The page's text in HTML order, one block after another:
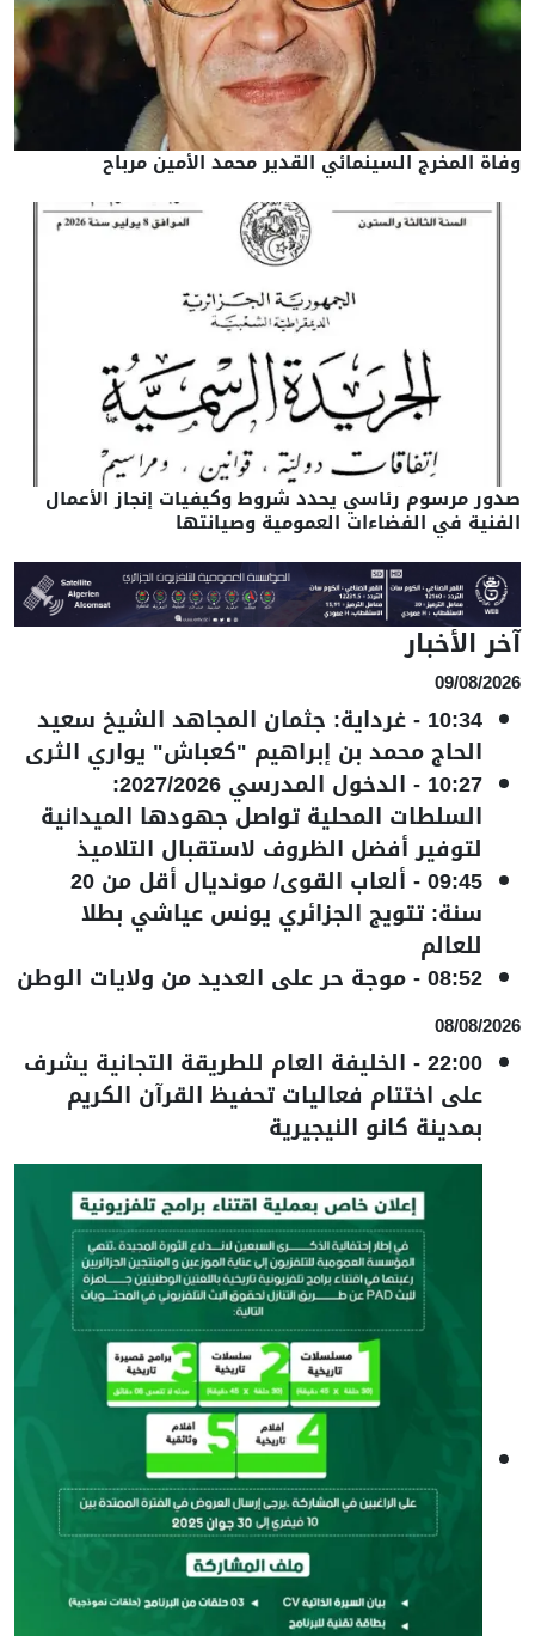
وفاة المخرج السينمائي القدير محمد الأمين مرباح
صدور مرسوم رئاسي يحدد شروط وكيفيات إنجاز الأعمال
الفنية في الفضاءات العمومية وصيانتها
آخر الأخبار
09/08/2026
10:34
-غرداية: جثمان المجاهد الشيخ سعيد
الحاج محمد بن إبراهيم "كعباش" يواري الثرى
10:27
- الدخول المدرسي 2027/2026:
السلطات المحلية تواصل جهودها الميدانية
لتوفير أفضل الظروف لاستقبال التلاميذ
09:45
- ألعاب القوى/ مونديال أقل من 20
سنة: تتويج الجزائري يونس عياشي بطلا
للعالم
08:52
-موجة حر على العديد من ولايات الوطن
08/08/2026
22:00
- الخليفة العام للطريقة التجانية يشرف
على اختتام فعاليات تحفيظ القرآن الكريم
بمدينة كانو النيجيرية